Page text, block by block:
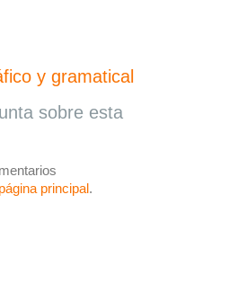
y gramatical
sobre esta
principal.